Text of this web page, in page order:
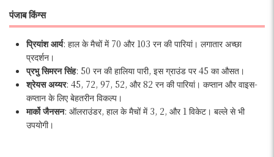
पंजाब किंग्स
प्रियांश आर्य: हाल के मैचों में 70 और 103 रन की पारियां। लगातार अच्छा
प्रदर्शन।
प्रभु सिमरन सिंह: 50 रन की हालिया पारी, इस ग्राउंड पर 45 का औसत।
श्रेयस अय्यर: 45, 72, 97, 52, और 82 रन की पारियां। कप्तान और वाइस-
कप्तान के लिए बेहतरीन विकल्प।
मार्को जैनसन: ऑलराउंडर, हाल के मैचों में 3, 2, और 1 विकेट। बल्ले से भी
उपयोगी।